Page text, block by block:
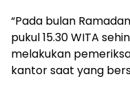
“Pada bulan
pukul 15.30 WITA
melakukan
kantor saat yang